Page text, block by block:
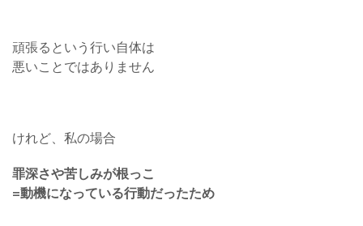
頑張るという行い自体は
悪いことではありません
けれど、私の場合
罪深さや苦しみが根っこ
=動機になっている行動だったため